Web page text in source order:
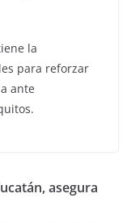
la
para reforzar
ante
asegura